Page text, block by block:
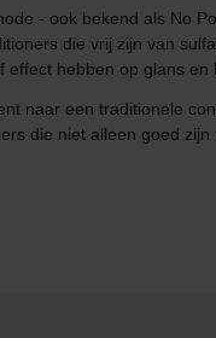
- ook bekend als No
die vrij zijn van
hebben op glans en
naar een traditionele
die niet alleen goed